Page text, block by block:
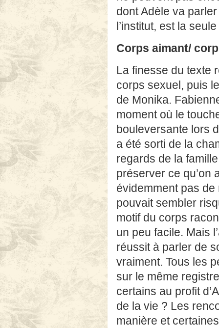
dont Adèle va
l’institut, est la
Corps aimant/
La finesse du texte
corps sexuel, puis
de Monika.
moment où le
bouleversante lors
a été sorti de la
regards de la
préserver ce qu’on
évidemment pas
pouvait sembler
motif du corps
un peu facile. Mais
réussit à parler de
vraiment. Tous les
sur le même
certains au profit
de la vie ? Les
manière et